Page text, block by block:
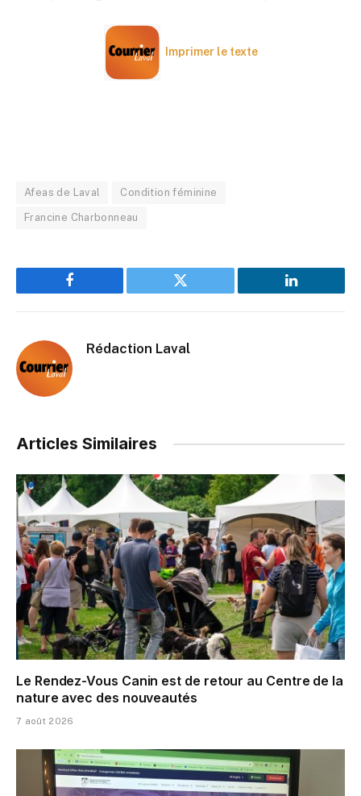
Imprimer le texte
Afeas de Laval Condition féminine
Francine Charbonneau
Facebook Twitter LinkedIn
Rédaction Laval
Articles Similaires
Le Rendez-Vous Canin est de retour au Centre de la
nature avec des nouveautés
7 août 2026